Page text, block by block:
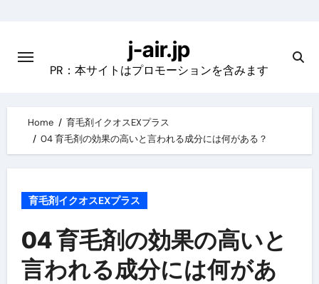
content
j-air.jp
PR：本サイトはプロモーションを含みます
Home
育毛剤イクオスEXプラス
04 育毛剤の効果の高いと言われる成分には何がある？
育毛剤イクオスEXプラス
04 育毛剤の効果の高いと
言われる成分には何があ